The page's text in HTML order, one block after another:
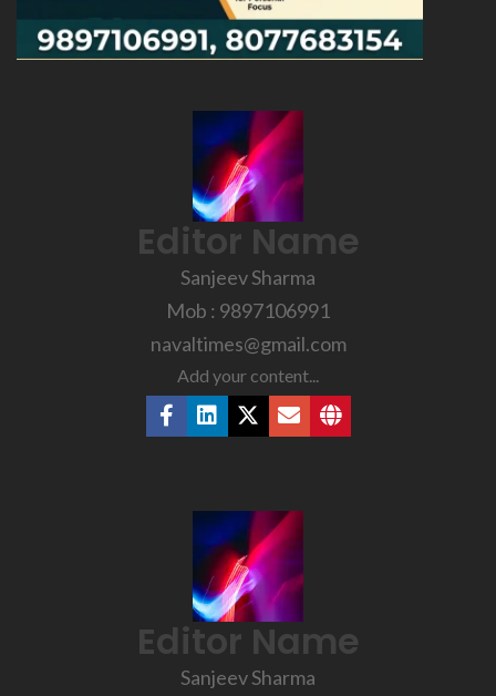
Editor Name
Sanjeev Sharma
Mob : 9897106991
navaltimes@gmail.com
Add your content...
Editor Name
Sanjeev Sharma